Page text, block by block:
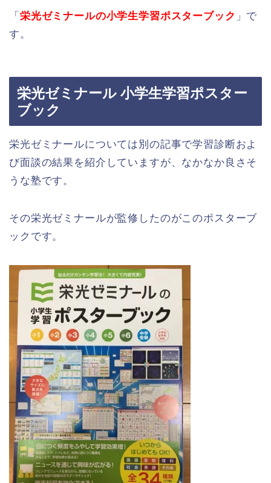
「 栄光ゼミナールの小学生学習ポスターブック 」で
す。
栄光ゼミナール 小学生学習ポスター
ブック
栄光ゼミナールについては別の記事で学習診断およ
び面談の結果を紹介していますが、なかなか良さそ
うな塾です。
その栄光ゼミナールが監修したのがこのポスターブ
ックです。